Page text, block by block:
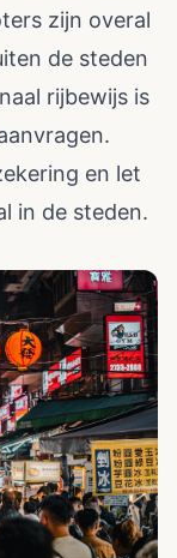
zijn overal
de steden
rijbewijs is
en let
in de steden.